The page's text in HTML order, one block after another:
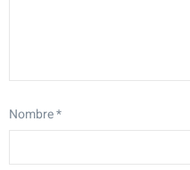
Nombre*